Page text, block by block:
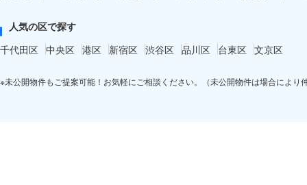
人気の区で探す
千代田区 中央区 港区 新宿区 渋谷区 品川区 台東区 文京区
※未公開物件もご提案可能！お気軽にご相談ください。（未公開物件は場合により